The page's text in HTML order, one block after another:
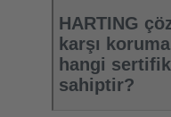
HARTING
karşı
hangi
sahiptir?